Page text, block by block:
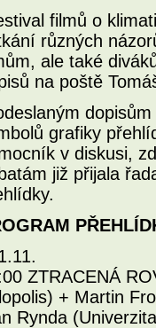
filmů o
různých
ale také
na poště
grafiky
v diskusi,
již přijala
ZTRACENÁ
+ Martin
Rynda